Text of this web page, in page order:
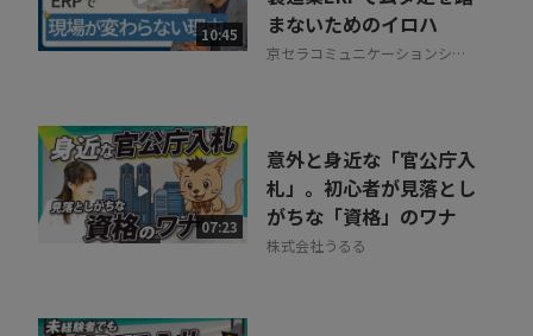
10:45
まないためのイロハ
京セラコミュニケーションシス
07:23
意外と身近な「官公庁入
札」。初心者が見落とし
がちな「資格」のワナ
株式会社うるる